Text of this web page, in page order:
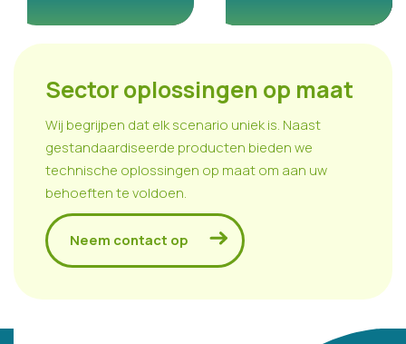
Sector oplossingen op maat
Wij begrijpen dat elk scenario uniek is. Naast
gestandaardiseerde producten bieden we
technische oplossingen op maat om aan uw
behoeften te voldoen.
Neem contact op